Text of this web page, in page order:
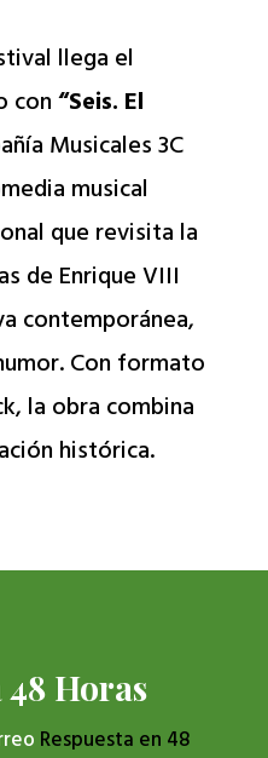
llega el
con“Seis. El
Musicales 3C
musical
que revisita la
de Enrique VIII
contemporánea,
Con formato
la obra combina
histórica.
48 Horas
Respuesta en 48